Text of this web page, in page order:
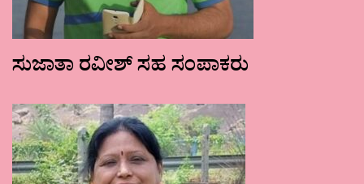
ಸುಜಾತಾ ರವೀಶ್ ಸಹ ಸಂಪಾಕರು